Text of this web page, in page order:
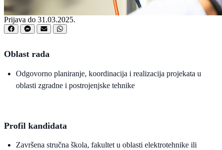
Prijava do 31.03.2025.
Oblast rada
Odgovorno planiranje, koordinacija i realizacija projekata u
oblasti zgradne i postrojenjske tehnike
Profil kandidata
Završena stručna škola, fakultet u oblasti elektrotehnike ili